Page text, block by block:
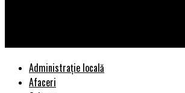
Administrație locală
Afaceri